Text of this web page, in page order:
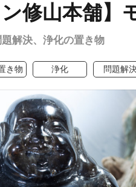
ン修山本舗】
題解決、浄化の置き物
き物 浄化 問題解